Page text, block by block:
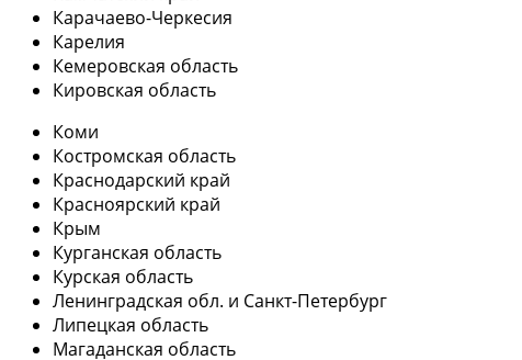
Карачаево-Черкесия
Карелия
Кемеровская область
Кировская область
Коми
Костромская область
Краснодарский край
Красноярский край
Крым
Курганская область
Курская область
Ленинградская обл. и Санкт-Петербург
Липецкая область
Магаданская область